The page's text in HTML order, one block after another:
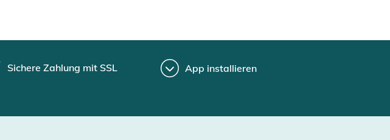
Sichere Zahlung mit SSL App installieren